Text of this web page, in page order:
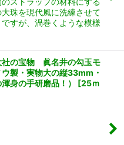
珠を現代風に洗練させて
すが、渦巻くような模様
社の宝物 眞名井の勾玉モ
製・実物大の縦33mm・
身の手研磨品！）
[25ｍ